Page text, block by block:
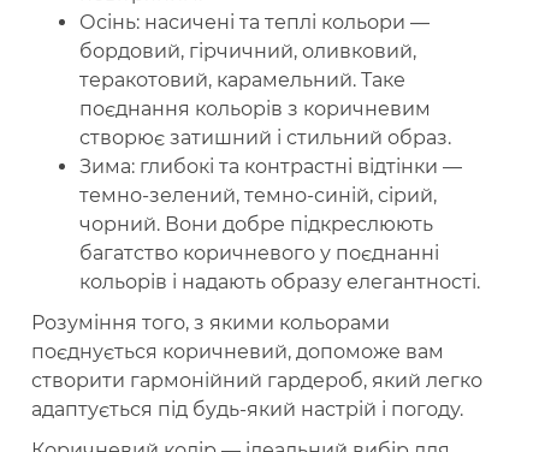
Осінь: насичені та теплі кольори —
бордовий, гірчичний, оливковий,
теракотовий, карамельний. Таке
поєднання кольорів з коричневим
створює затишний і стильний образ.
Зима: глибокі та контрастні відтінки —
темно-зелений, темно-синій, сірий,
чорний. Вони добре підкреслюють
багатство коричневого у поєднанні
кольорів і надають образу елегантності.
Розуміння того, з якими кольорами
поєднується коричневий, допоможе вам
створити гармонійний гардероб, який легко
адаптується під будь-який настрій і погоду.